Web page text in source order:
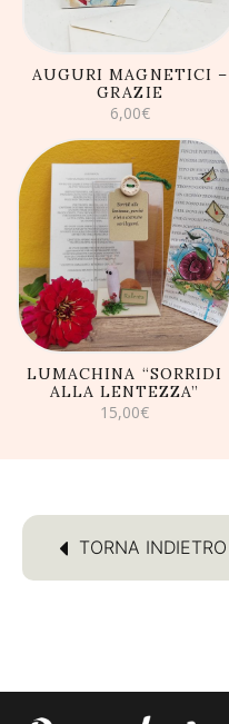
AUGURI MAGNETICI –
GRAZIE
6,00€
AGGIUNGI AL
CARRELLO
LUMACHINA “SORRIDI
ALLA LENTEZZA”
15,00€
TORNA INDIETRO